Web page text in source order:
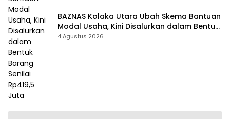
BAZNAS Kolaka Utara Ubah Skema Bantuan
Modal Usaha, Kini Disalurkan dalam Bentuk
Barang Senilai Rp419,5 Juta
4 Agustus 2026